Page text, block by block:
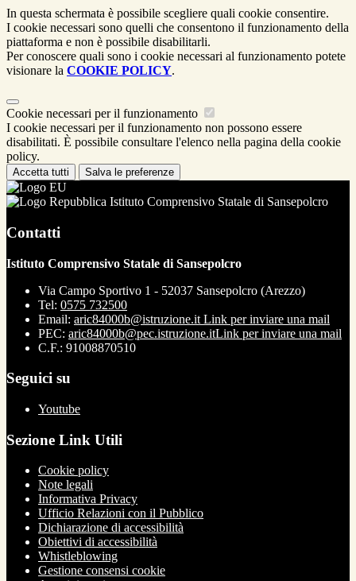
In questa schermata è possibile scegliere quali cookie consentire.
I cookie necessari sono quelli che consentono il funzionamento della
piattaforma e non è possibile disabilitarli.
Per conoscere quali sono i cookie necessari al funzionamento potete
visionare la COOKIE POLICY.
Cookie necessari per il funzionamento
I cookie necessari per il funzionamento non possono essere
disabilitati. È possibile consultare l'elenco nella pagina della cookie
policy.
Accetta tutti Salva le preferenze
Istituto Comprensivo Statale di Sansepolcro
Contatti
Istituto Comprensivo Statale di Sansepolcro
Via Campo Sportivo 1 - 52037 Sansepolcro (Arezzo)
Tel: 0575 732500
Email: aric84000b@istruzione.it Link per inviare una mail
PEC: aric84000b@pec.istruzione.itLink per inviare una mail
C.F.: 91008870510
Seguici su
Youtube
Sezione Link Utili
Cookie policy
Note legali
Informativa Privacy
Ufficio Relazioni con il Pubblico
Dichiarazione di accessibilità
Obiettivi di accessibilità
Whistleblowing
Gestione consensi cookie